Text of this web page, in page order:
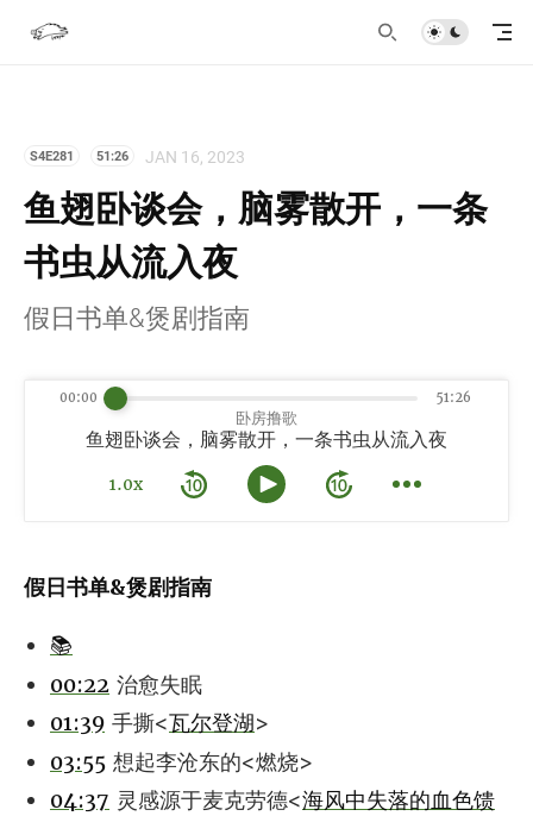
S4E281 51:26 JAN 16, 2023
鱼翅卧谈会，脑雾散开，一条
书虫从流入夜
假日书单&煲剧指南
卧房撸歌
鱼翅卧谈会，脑雾散开，一条书虫从流入夜
1.0x
00:00 51:26
假日书单&煲剧指南
📚
00:22 治愈失眠
01:39 手撕<瓦尔登湖>
03:55 想起李沧东的<燃烧>
04:37 灵感源于麦克劳德<海风中失落的血色馈